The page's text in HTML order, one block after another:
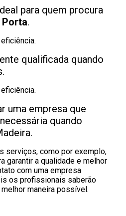
para quem procura
Porta.
qualificada quando
uma empresa que
quando
serviços, como por exemplo,
garantir a qualidade e melhor
com uma empresa
os profissionais saberão
maneira possível.